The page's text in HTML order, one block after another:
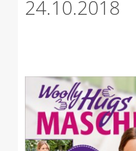
24.10.2018